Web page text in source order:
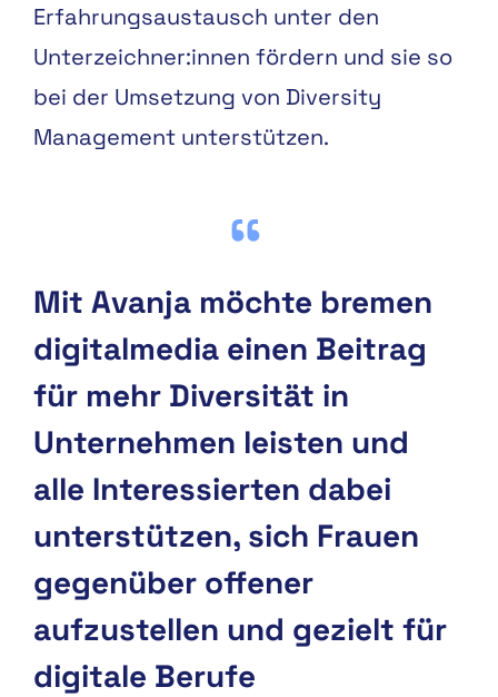
Erfahrungsaustausch unter den
Unterzeichner:innen fördern und sie so
bei der Umsetzung von Diversity
Management unterstützen.
Mit Avanja möchte bremen
digitalmedia einen Beitrag
für mehr Diversität in
Unternehmen leisten und
alle Interessierten dabei
unterstützen, sich Frauen
gegenüber offener
aufzustellen und gezielt für
digitale Berufe